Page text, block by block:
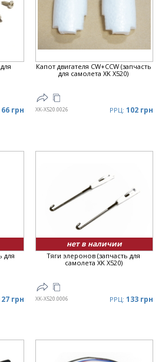
66 грн
Капот двигателя CW+CCW (запчасть
для самолета XK X520)
XK-X520.0026 РРЦ: 102 грн
для
грн
нет в наличии
Тяги элеронов (запчасть для
самолета XK X520)
XK-X520.0006 РРЦ: 133 грн